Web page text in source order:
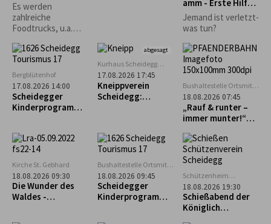
Es werden
zahlreiche
Foodtrucks, u.a.
asiatisch und vieles
mehr erwartet.
amm - Erste Hilfe
Kurs
Jemand ist verletzt-
was tun?
Bergblütenhof
17.08.2026 14:00
Scheidegger
Kinderprogramm:
und staunen
abgesagt
Kurhaus Scheidegg
Mehrzweckraum im UG
17.08.2026 17:45
Kneippverein
Scheidegg:
Bushaltestelle Ortsmitte
Scheidegg
18.08.2026 07:45
„Rauf & runter –
immer munter!“
Pfänder
Kirche St. Gebhard
18.08.2026 09:30
Die Wunder des
Waldes -
Bushaltestelle Ortsmitte
Scheidegg
18.08.2026 09:45
Scheidegger
Kinderprogramm:
Schützenheim
Scheidegg
(ehem. Lokschuppen)
18.08.2026 19:30
Schießabend der
Königlich